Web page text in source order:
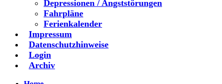
Depressionen / Angststörungen
Fahrpläne
Ferienkalender
Impressum
Datenschutzhinweise
Login
Archiv